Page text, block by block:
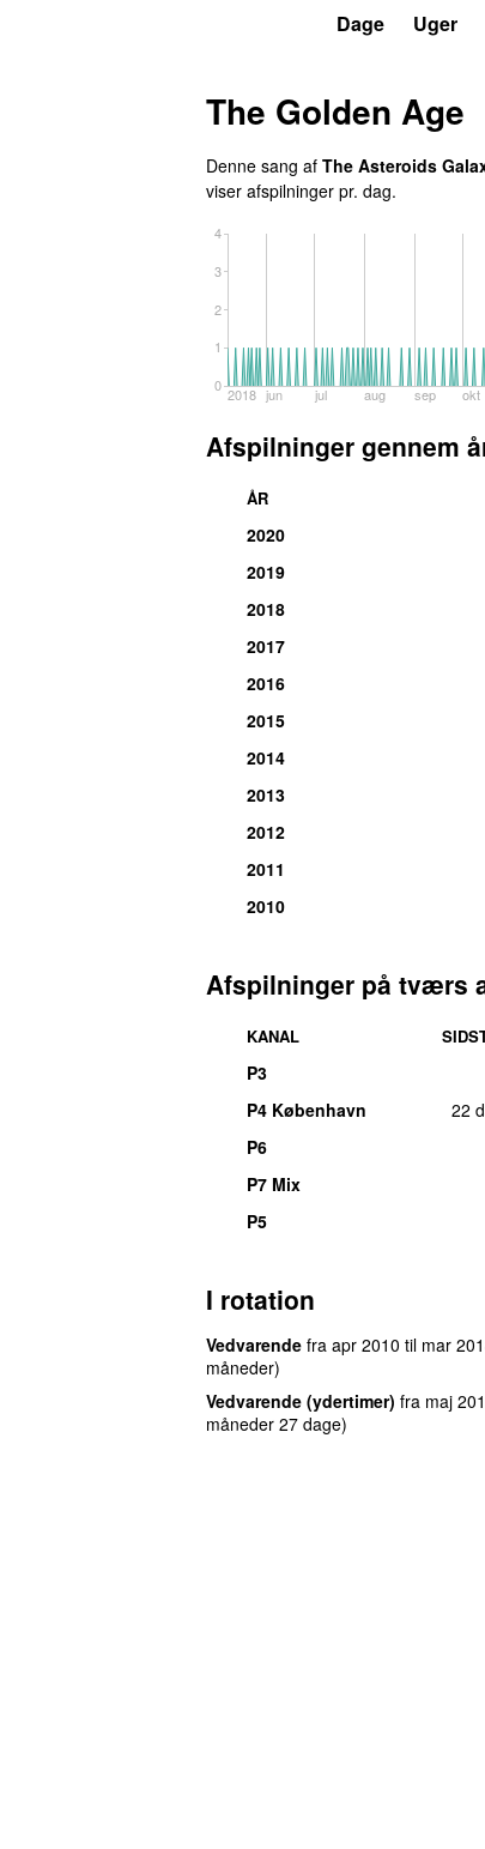
Dage Uger
The Golden Age
Denne sang af The Asteroids
viser afspilninger pr. dag.
2018 jun jul aug sep okt
0
1
2
3
4
Afspilninger gennem
ÅR
2020
2019
2018
2017
2016
2015
2014
2013
2012
2011
2010
Afspilninger på tværs
KANAL
P3
P4 København
22
P6
P7 Mix
P5
I rotation
Vedvarende fra apr 2010 til mar
måneder)
Vedvarende (ydertimer) fra maj
måneder 27 dage)